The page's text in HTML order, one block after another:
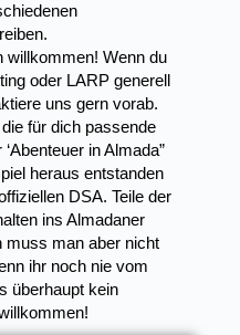
willkommen! Wenn du
oder LARP generell
uns gern vorab.
für dich passende
in Almada”
heraus entstanden
DSA. Teile der
ins Almadaner
muss man aber nicht
ihr noch nie vom
überhaupt kein